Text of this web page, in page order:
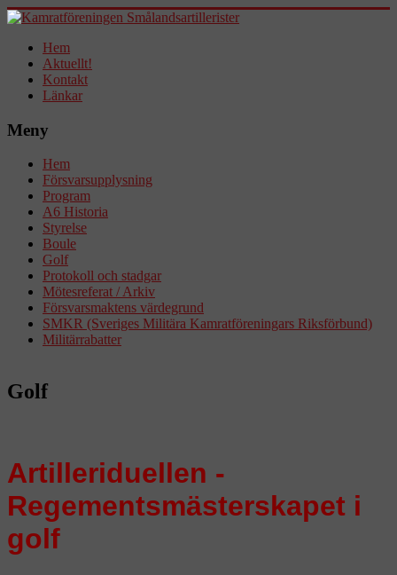
Hem
Aktuellt!
Kontakt
Länkar
Meny
Hem
Försvarsupplysning
Program
A6 Historia
Styrelse
Boule
Golf
Protokoll och stadgar
Mötesreferat / Arkiv
Försvarsmaktens värdegrund
SMKR (Sveriges Militära Kamratföreningars Riksförbund)
Militärrabatter
Golf
Artilleriduellen -
Regementsmästerskapet i
golf